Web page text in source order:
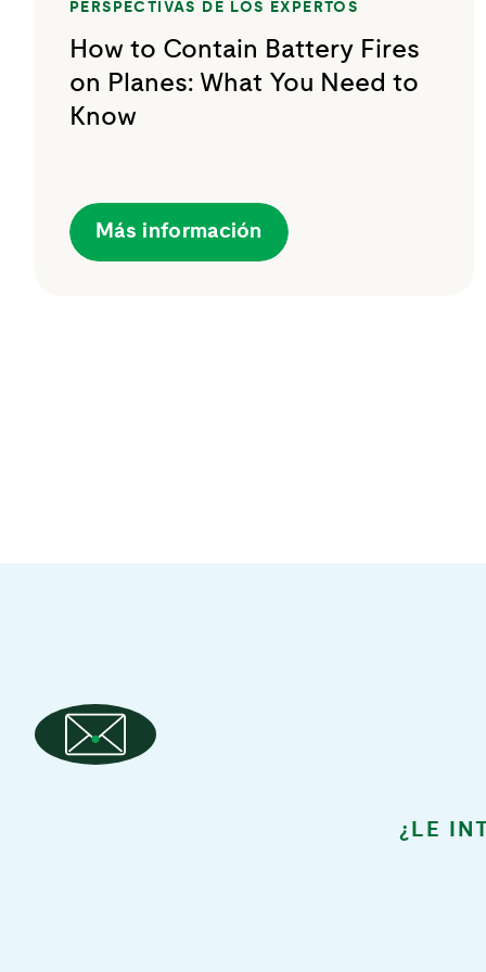
PERSPECTIVAS DE LOS EXPERTOS
How to Contain Battery Fires
on Planes: What You Need to
Know
Más información
¿LE